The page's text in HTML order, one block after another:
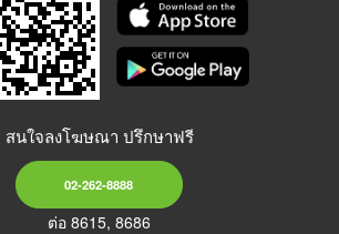
สนใจลงโฆษณา ปรึกษาฟรี
02-262-8888
ต่อ 8615, 8686